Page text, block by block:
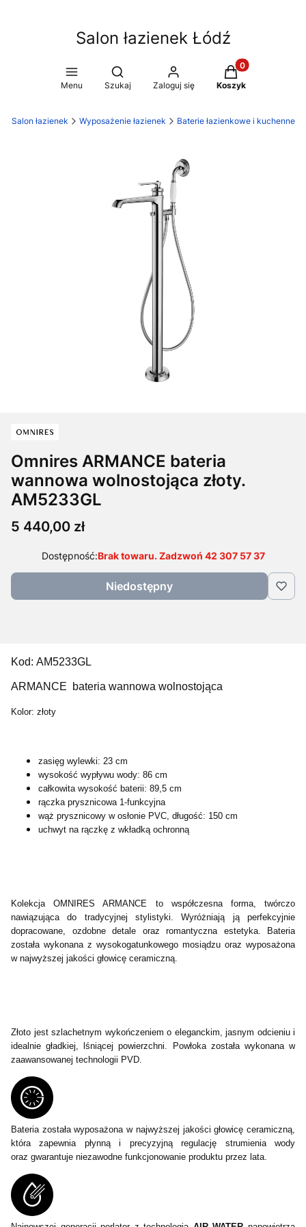
Salon łazienek Łódź
Menu
Otwórz wyszukiwarkę
Szukaj Zaloguj się
Produkty w
Koszyk
Salon łazienek Wyposażenie łazienek Baterie łazienkowe i kuchenne
Omnires ARMANCE bateria
wannowa wolnostojąca złoty.
AM5233GL
Cena
5 440,00 zł
Dostępność:Brak towaru. Zadzwoń 42 307 57 37
Niedostępny
Kod: AM5233GL
ARMANCE bateria wannowa wolnostojąca
Kolor: złoty
zasięg wylewki: 23 cm
wysokość wypływu wody: 86 cm
całkowita wysokość baterii: 89,5 cm
rączka prysznicowa 1-funkcyjna
wąż prysznicowy w osłonie PVC, długość: 150 cm
uchwyt na rączkę z wkładką ochronną
Kolekcja OMNIRES ARMANCE to współczesna forma, twórczo
nawiązująca do tradycyjnej stylistyki. Wyróżniają ją perfekcyjnie
dopracowane, ozdobne detale oraz romantyczna estetyka. Bateria
została wykonana z wysokogatunkowego mosiądzu oraz wyposażona
w najwyższej jakości głowicę ceramiczną.
Złoto jest szlachetnym wykończeniem o eleganckim, jasnym odcieniu i
idealnie gładkiej, lśniącej powierzchni. Powłoka została wykonana w
zaawansowanej technologii PVD.
Bateria została wyposażona w najwyższej jakości głowicę ceramiczną,
która zapewnia płynną i precyzyjną regulację strumienia wody
oraz gwarantuje niezawodne funkcjonowanie produktu przez lata.